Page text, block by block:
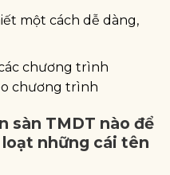
một cách dễ dàng,
chương trình
chương trình
sàn TMDT nào để
những cái tên